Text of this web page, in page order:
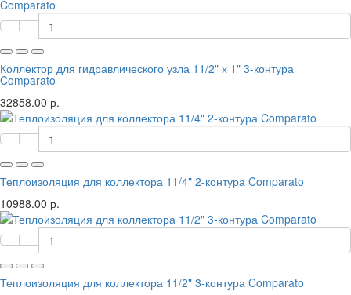
Коллектор для гидравлического узла 11/2" х 1" 3-контура
Comparato
32858.00 р.
Теплоизоляция для коллектора 11/4" 2-контура Comparato
10988.00 р.
Теплоизоляция для коллектора 11/2" 3-контура Comparato